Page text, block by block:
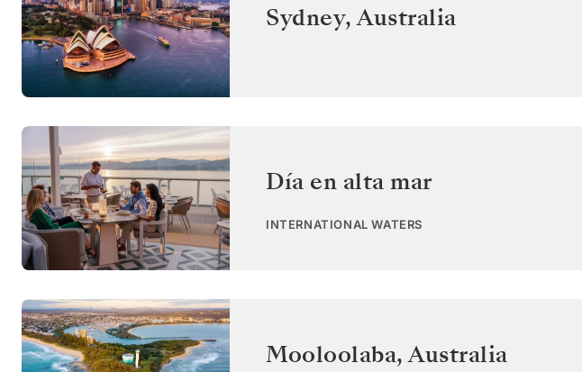
Sydney,Australia
Día en alta mar
INTERNATIONAL WATERS
Mooloolaba,Australia